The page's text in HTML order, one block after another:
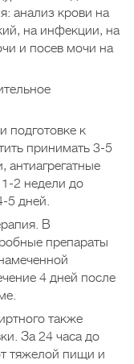
анализ крови на
на инфекции, на
и посев мочи на
подготовке к
принимать 3-5
антиагрегатные
1-2 недели до
5 дней.
В
препараты
4 дней после
также
За 24 часа до
тяжелой пищи и